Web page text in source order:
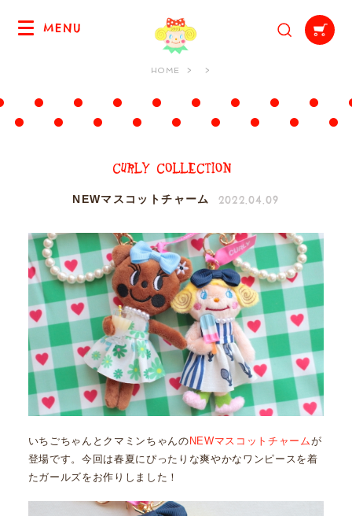
MENU
HOME
NEWマスコットチャーム 2022.04.09
いちごちゃんとクマミンちゃんの NEWマスコットチャームが
登場です。今回は春夏にぴったりな爽やかなワンピースを着
たガールズをお作りしました！